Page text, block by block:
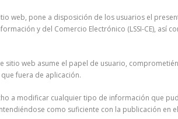
web, pone a disposición de los usuarios el
y del Comercio Electrónico (LSSI-CE),
sitio web asume el papel de usuario,
fuera de aplicación.
a modificar cualquier tipo de información que
como suficiente con la publicación en